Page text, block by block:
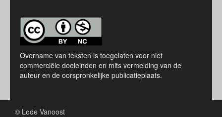
Overname van teksten is toegelaten voor niet
commerciële doeleinden en mits vermelding van de
auteur en de oorspronkelijke publicatieplaats.
© Lode Vanoost